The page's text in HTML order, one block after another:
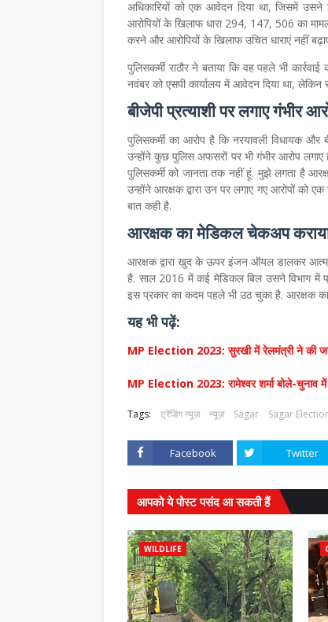
अधिकारियों को एक आवेदन दिया था, जिसमें
आरोपियों के खिलाफ धारा 294, 147, 506 का
करने और आरोपियों के खिलाफ उचित धाराएं नहीं
पुलिसकर्मी राठौर ने बताया कि वह पहले भी
नवंबर को एसपी कार्यालय में आवेदन दिया था,
बीजेपी प्रत्याशी पर लगाए गंभीर
पुलिसकर्मी का आरोप है कि नरयावली विधायक और
उन्होंने कुछ पुलिस अफसरों पर भी गंभीर आरोप लगाए
पुलिसकर्मी को जानता तक नहीं हूं. मुझे लगता है
उन्होंने आरक्षक द्वारा उन पर लगाए गए आरोपों को
बात कही है.
आरक्षक का मेडिकल चेकअप कराया
आरक्षक द्वारा खुद के ऊपर इंजन ऑयल डालकर
है. साल 2016 में कई मेडिकल बिल उसने विभाग में
इस प्रकार का कदम पहले भी उठ चुका है. आरक्षक का
यह भी पढ़ें:
MP Election 2023: सुरखी में रेलमंत्री ने की
MP Election 2023: रामेश्वर शर्मा बोले-चुनाव में
Tags: ट्रेंडिंग न्यूज़ न्यूज़ Sagar Sagar
Facebook Twitter
आपको ये पोस्ट पसंद आ सकती हैं
WILDLIFE